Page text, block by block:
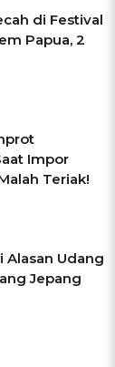
di Festival
Papua, 2
Impor
Teriak!
Alasan Udang
Jepang